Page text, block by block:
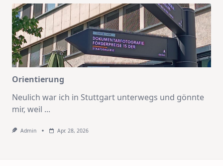
Orientierung
Neulich war ich in Stuttgart unterwegs und gönnte
mir, weil ...
Admin Apr. 28, 2026